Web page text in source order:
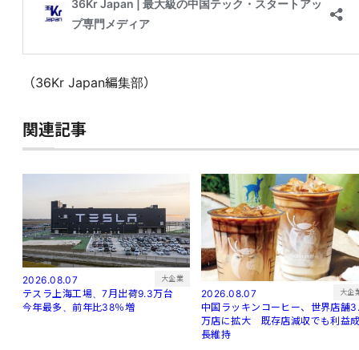
（36Kr Japan編集部）
関連記事
2026.08.07 大企業
テスラ上海工場、7月出荷9.3万台
今年最多、前年比38％増
2026.08.07 大企
中国ラッキンコーヒー、世界店舗
万店に拡大 既存店減収でも利益
長維持